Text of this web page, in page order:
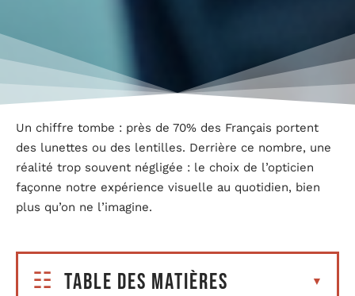
Un chiffre tombe : près de 70% des Français portent
des lunettes ou des lentilles. Derrière ce nombre, une
réalité trop souvent négligée : le choix de l’opticien
façonne notre expérience visuelle au quotidien, bien
plus qu’on ne l’imagine.
Table des matières